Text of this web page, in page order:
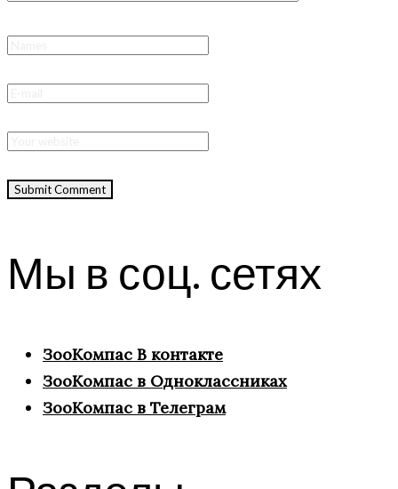
Мы в соц. сетях
ЗооКомпас В контакте
ЗооКомпас в Одноклассниках
ЗооКомпас в Телеграм